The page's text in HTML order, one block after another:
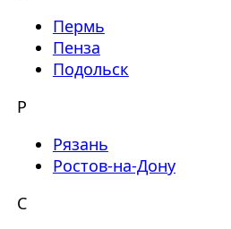
Пермь
Пенза
Подольск
Р
Рязань
Ростов-на-Дону
С